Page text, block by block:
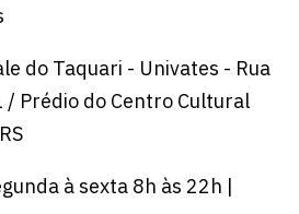
do Taquari - Univates - Rua
/ Prédio do Centro Cultural
à sexta 8h às 22h |